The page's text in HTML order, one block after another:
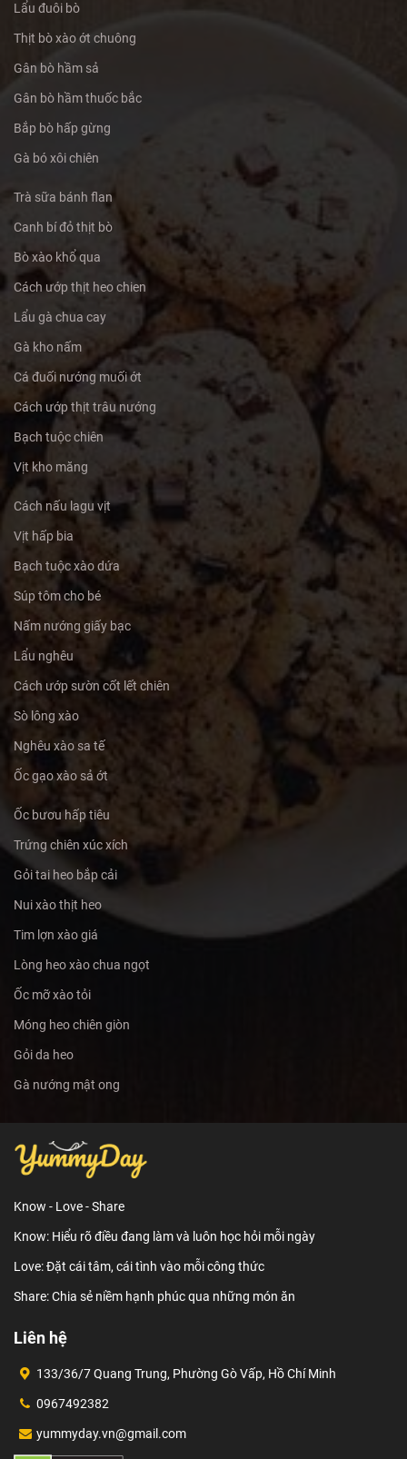
Lẩu đuôi bò
Thịt bò xào ớt chuông
Gân bò hầm sả
Gân bò hầm thuốc bắc
Bắp bò hấp gừng
Gà bó xôi chiên
Trà sữa bánh flan
Canh bí đỏ thịt bò
Bò xào khổ qua
Cách ướp thịt heo chien
Lẩu gà chua cay
Gà kho nấm
Cá đuối nướng muối ớt
Cách ướp thịt trâu nướng
Bạch tuộc chiên
Vịt kho măng
Cách nấu lagu vịt
Vịt hấp bia
Bạch tuộc xào dứa
Súp tôm cho bé
Nấm nướng giấy bạc
Lẩu nghêu
Cách ướp sườn cốt lết chiên
Sò lông xào
Nghêu xào sa tế
Ốc gạo xào sả ớt
Ốc bươu hấp tiêu
Trứng chiên xúc xích
Gỏi tai heo bắp cải
Nui xào thịt heo
Tim lợn xào giá
Lòng heo xào chua ngọt
Ốc mỡ xào tỏi
Móng heo chiên giòn
Gỏi da heo
Gà nướng mật ong
Know - Love - Share
Know: Hiểu rõ điều đang làm và luôn học hỏi mỗi ngày
Love: Đặt cái tâm, cái tình vào mỗi công thức
Share: Chia sẻ niềm hạnh phúc qua những món ăn
Liên hệ
133/36/7 Quang Trung, Phường Gò Vấp, Hồ Chí Minh
0967492382
yummyday.vn@gmail.com